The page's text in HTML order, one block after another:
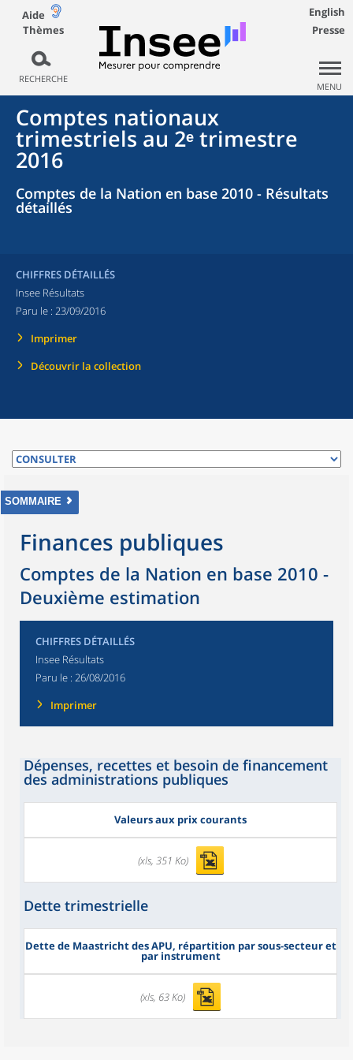
Aide
Thèmes
RECHERCHE
English
Presse
MENU
Comptes nationaux
trimestriels au 2ᵉ trimestre
2016
Comptes de la Nation en base 2010 - Résultats
détaillés
CHIFFRES DÉTAILLÉS
Insee Résultats
Paru le : 23/09/2016
Imprimer
Découvrir la collection
SOMMAIRE
Finances publiques
Comptes de la Nation en base 2010 -
Deuxième estimation
CHIFFRES DÉTAILLÉS
Insee Résultats
Paru le : 26/08/2016
Imprimer
Dépenses, recettes et besoin de financement
des administrations publiques
Valeurs aux prix courants
(xls, 351 Ko)
Dette trimestrielle
Dette de Maastricht des APU, répartition par sous-secteur et
par instrument
(xls, 63 Ko)